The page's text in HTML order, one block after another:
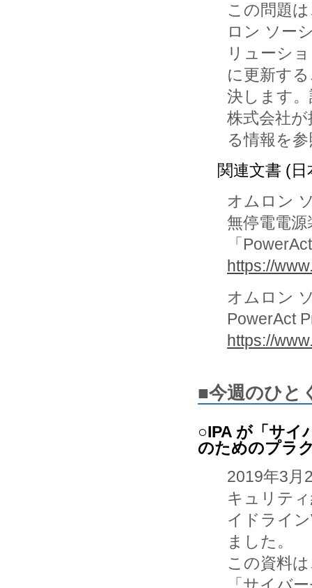
この問題
ロン ソー
リューシ
に更新す
決します
株式会社
る情報を
関連文書 (日
オムロン
無停電電
「
https://
オムロン
PowerAct
https://
■今週のひと
○IPA が「サイ
のためのプラ
2019年3月
キュリテ
イドライ
ました。
この資料
「サイバ